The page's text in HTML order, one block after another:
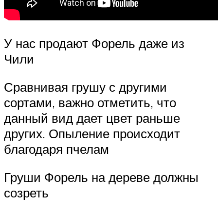
У нас продают Форель даже из
Чили
Сравнивая грушу с другими
сортами, важно отметить, что
данный вид дает цвет раньше
других. Опыление происходит
благодаря пчелам
Груши Форель на дереве должны
созреть